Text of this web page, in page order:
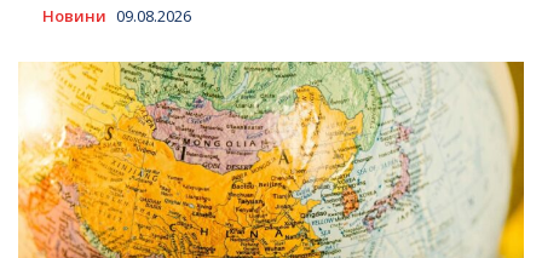
Новини 09.08.2026